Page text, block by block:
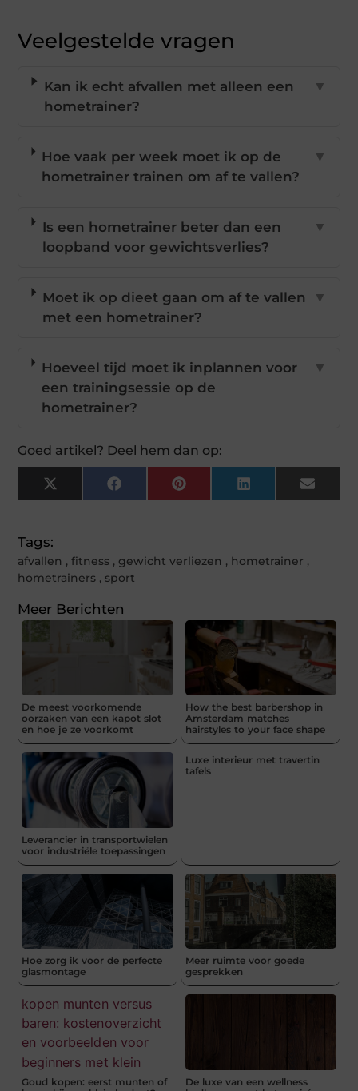
Veelgestelde vragen
Kan ik echt afvallen met alleen een
hometrainer?
▼
Hoe vaak per week moet ik op de
hometrainer trainen om af te vallen?
▼
Is een hometrainer beter dan een
loopband voor gewichtsverlies?
▼
Moet ik op dieet gaan om af te vallen
met een hometrainer?
▼
Hoeveel tijd moet ik inplannen voor
een trainingsessie op de
hometrainer?
▼
Goed artikel? Deel hem dan op:
X
(Twitter)
FacebookPinterestLinkedInEmail
Tags:
afvallen ,fitness , gewicht verliezen , hometrainer ,
hometrainers , sport
Meer Berichten
De meest voorkomende
oorzaken van een kapot slot
en hoe je ze voorkomt
How the best barbershop in
Amsterdam matches
hairstyles to your face shape
Leverancier in transportwielen
voor industriële toepassingen
Luxe interieur met travertin
tafels
Hoe zorg ik voor de perfecte
glasmontage
Meer ruimte voor goede
gesprekken
Goud kopen: eerst munten of
De luxe van een wellness